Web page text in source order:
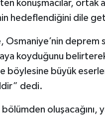
konuşmacılar, ortak
hedeflendiğini dile
Osmaniye’nin
koyduğunu
böylesine büyük
dedi.
bölümden oluşacağını,